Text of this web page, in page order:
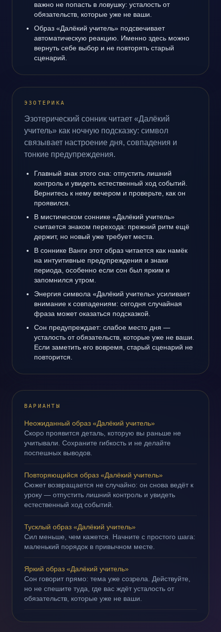
важно не попасть в ловушку: усталость от
обязательств, которые уже не ваши.
Образ «Далёкий учитель» подсвечивает
автоматическую реакцию. Именно здесь можно
вернуть себе выбор и не повторять старый
сценарий.
ЭЗОТЕРИКА
Эзотерический сонник читает «Далёкий
учитель» как ночную подсказку: символ
связывает настроение дня, совпадения и
тонкие предупреждения.
Главный знак этого сна: отпустить лишний
контроль и увидеть естественный ход событий.
Вернитесь к нему вечером и проверьте, как он
проявился.
В мистическом соннике «Далёкий учитель»
считается знаком перехода: прежний ритм ещё
держит, но новый уже требует места.
В соннике Ванги этот образ читается как намёк
на интуитивные предупреждения и знаки
периода, особенно если сон был ярким и
запомнился утром.
Энергия символа «Далёкий учитель» усиливает
внимание к совпадениям: сегодня случайная
фраза может оказаться подсказкой.
Сон предупреждает: слабое место дня —
усталость от обязательств, которые уже не ваши.
Если заметить его вовремя, старый сценарий не
повторится.
ВАРИАНТЫ
Неожиданный образ «Далёкий учитель»
Скоро проявится деталь, которую вы раньше не
учитывали. Сохраните гибкость и не делайте
поспешных выводов.
Повторяющийся образ «Далёкий учитель»
Сюжет возвращается не случайно: он снова ведёт к
уроку — отпустить лишний контроль и увидеть
естественный ход событий.
Тусклый образ «Далёкий учитель»
Сил меньше, чем кажется. Начните с простого шага:
маленький порядок в привычном месте.
Яркий образ «Далёкий учитель»
Сон говорит прямо: тема уже созрела. Действуйте,
но не спешите туда, где вас ждёт усталость от
обязательств, которые уже не ваши.